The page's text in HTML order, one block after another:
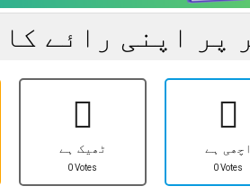
سارا جہان پاکستان
پر اپنی رائے
ٹھیک ہے
0 Votes
اچھی ہے
0 Votes